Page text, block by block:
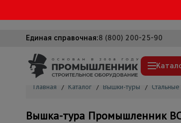
Единая справочная:8 (800) 200-25-90
Вышки-туры
Главная / Каталог / Вышки-туры /
Вышка-тура Промышленник